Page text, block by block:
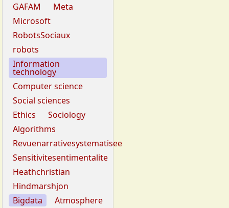
GAFAM
Meta
Microsoft
RobotsSociaux
robots
Information
technology
Computer science
Social sciences
Ethics
Sociology
Algorithms
Revuenarrativesystematisee
Sensitivitesentimentalite
Heathchristian
Hindmarshjon
Bigdata
Atmosphere